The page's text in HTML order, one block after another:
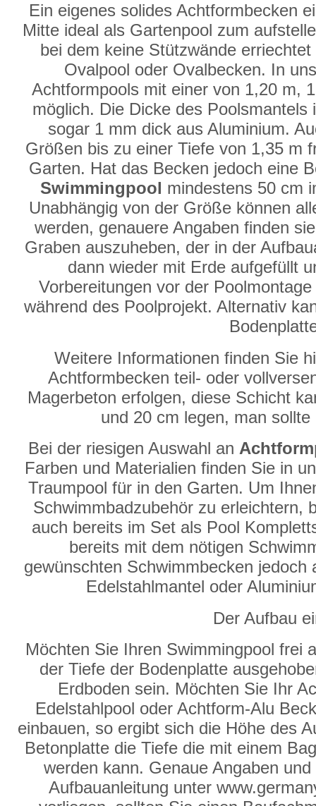
Ein eigenes solides Achtformbecken
Mitte ideal als Gartenpool zum
bei dem keine Stützwände
Ovalpool oder Ovalbecken. In
Achtformpools mit einer von 1,20 m,
möglich. Die Dicke des
sogar 1 mm dick aus Aluminium.
Größen bis zu einer Tiefe von 1,35 m
Garten. Hat das Becken jedoch eine
Swimmingpool mindestens 50 cm
Unabhängig von der Größe können
werden, genauere Angaben finden
Graben auszuheben, der in der
dann wieder mit Erde aufgefüllt
Vorbereitungen vor der
während des Poolprojekt. Alternativ
Weitere Informationen finden Sie
Achtformbecken teil- oder
Magerbeton erfolgen, diese Schicht
und 20 cm legen, man
Bei der riesigen Auswahl an
Farben und Materialien finden Sie in
Traumpool für in den Garten. Um
Schwimmbadzubehör zu erleichtern,
auch bereits im Set als Pool
bereits mit dem nötigen
gewünschten Schwimmbecken
Edelstahlmantel oder
Der Aufbau
Möchten Sie Ihren Swimmingpool frei
der Tiefe der Bodenplatte
Erdboden sein. Möchten Sie Ihr
Edelstahlpool oder Achtform-Alu
einbauen, so ergibt sich die Höhe des
Betonplatte die Tiefe die mit einem
werden kann. Genaue Angaben
Aufbauanleitung unter